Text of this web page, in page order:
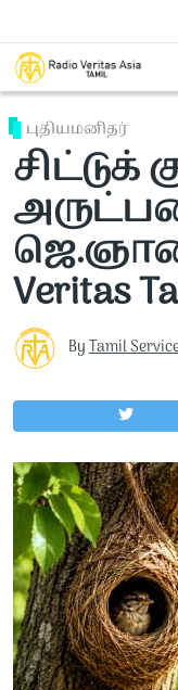
புதியமனிதர்
சிட்டுக்
Veritas
ByTamil